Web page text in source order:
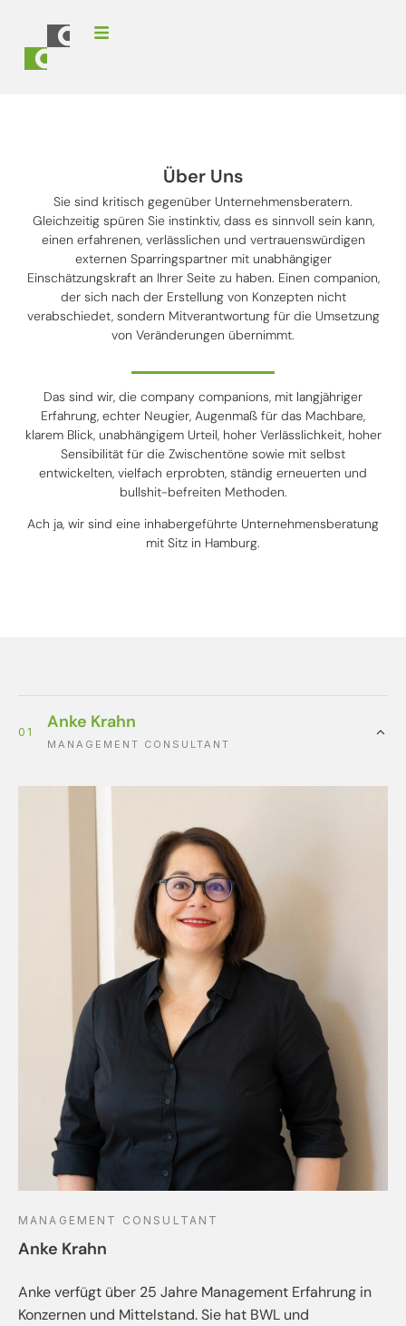
Über Uns
Sie sind kritisch gegenüber Unternehmensberatern.
Gleichzeitig spüren Sie instinktiv, dass es sinnvoll sein kann,
einen erfahrenen, verlässlichen und vertrauenswürdigen
externen Sparringspartner mit unabhängiger
Einschätzungskraft an Ihrer Seite zu haben. Einen companion,
der sich nach der Erstellung von Konzepten nicht
verabschiedet, sondern Mitverantwortung für die Umsetzung
von Veränderungen übernimmt.
Das sind wir, die company companions, mit langjähriger
Erfahrung, echter Neugier, Augenmaß für das Machbare,
klarem Blick, unabhängigem Urteil, hoher Verlässlichkeit, hoher
Sensibilität für die Zwischentöne sowie mit selbst
entwickelten, vielfach erprobten, ständig erneuerten und
bullshit-befreiten Methoden.
Ach ja, wir sind eine inhabergeführte Unternehmensberatung
mit Sitz in Hamburg.
01 Anke Krahn
MANAGEMENT CONSULTANT
MANAGEMENT CONSULTANT
Anke Krahn
Anke verfügt über 25 Jahre Management Erfahrung in
Konzernen und Mittelstand. Sie hat BWL und